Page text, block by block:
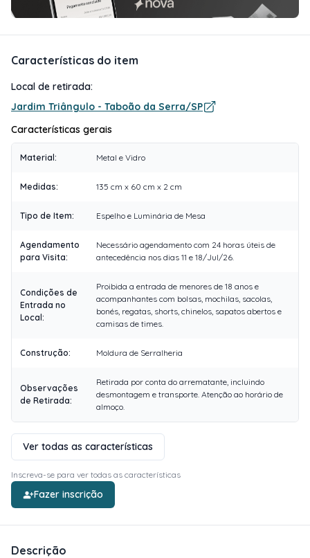
Características do item
Local de retirada:
Jardim Triângulo - Taboão da Serra/SP
Características gerais
Material: Metal e Vidro
Medidas: 135 cm x 60 cm x 2 cm
Tipo de Item: Espelho e Luminária de Mesa
Agendamento
para Visita:
Necessário agendamento com 24 horas úteis de
antecedência nos dias 11 e 18/Jul/26.
Condições de
Entrada no
Local:
Proibida a entrada de menores de 18 anos e
acompanhantes com bolsas, mochilas, sacolas,
bonés, regatas, shorts, chinelos, sapatos abertos e
camisas de times.
Construção: Moldura de Serralheria
Observações
de Retirada:
Retirada por conta do arrematante, incluindo
desmontagem e transporte. Atenção ao horário de
almoço.
Ver todas as características
Inscreva-se para ver todas as características
Fazer inscrição
Descrição